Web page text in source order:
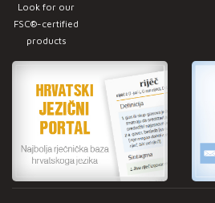
Look for our
FSC®-certified
products